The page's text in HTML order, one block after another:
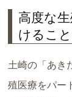
高度な
けるこ
土崎の「あき
殖医療をパー